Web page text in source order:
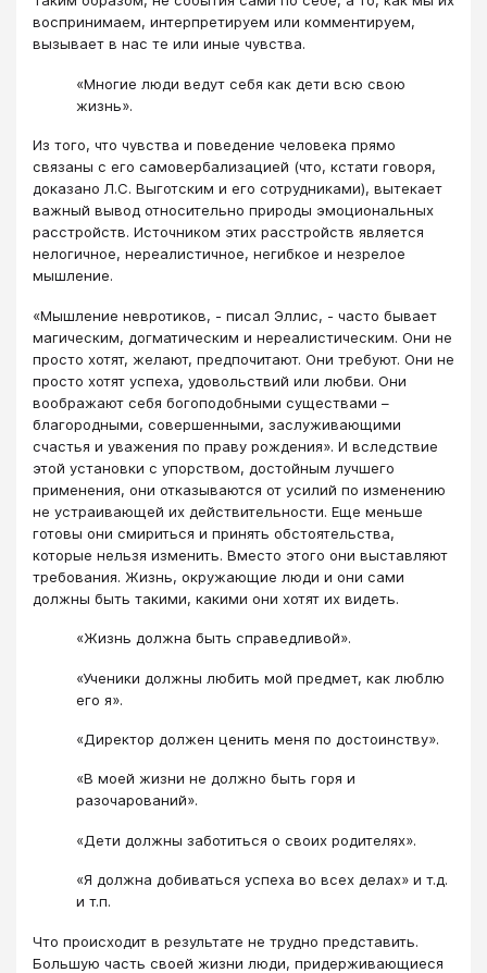
воспринимаем, интерпретируем или комментируем,
вызывает в нас те или иные чувства.
«Многие люди ведут себя как дети всю свою
жизнь».
Из того, что чувства и поведение человека прямо
связаны с его самовербализацией (что, кстати говоря,
доказано Л.С. Выготским и его сотрудниками), вытекает
важный вывод относительно природы эмоциональных
расстройств. Источником этих расстройств является
нелогичное, нереалистичное, негибкое и незрелое
мышление.
«Мышление невротиков, - писал Эллис, - часто бывает
магическим, догматическим и нереалистическим. Они не
просто хотят, желают, предпочитают. Они требуют. Они не
просто хотят успеха, удовольствий или любви. Они
воображают себя богоподобными существами –
благородными, совершенными, заслуживающими
счастья и уважения по праву рождения». И вследствие
этой установки с упорством, достойным лучшего
применения, они отказываются от усилий по изменению
не устраивающей их действительности. Еще меньше
готовы они смириться и принять обстоятельства,
которые нельзя изменить. Вместо этого они выставляют
требования. Жизнь, окружающие люди и они сами
должны быть такими, какими они хотят их видеть.
«Жизнь должна быть справедливой».
«Ученики должны любить мой предмет, как люблю
его я».
«Директор должен ценить меня по достоинству».
«В моей жизни не должно быть горя и
разочарований».
«Дети должны заботиться о своих родителях».
«Я должна добиваться успеха во всех делах» и т.д.
и т.п.
Что происходит в результате не трудно представить.
Большую часть своей жизни люди, придерживающиеся